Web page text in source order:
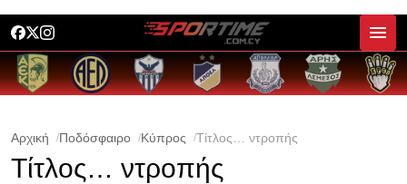
Αρχική Ποδόσφαιρο Κύπρος Τίτλος… ντροπής
Τίτλος… ντροπής